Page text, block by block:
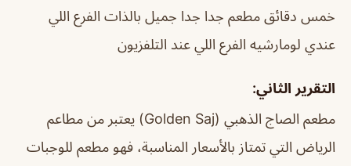
خمس دقائق مطعم جدا جدا جميل بالذات الفرع اللي
عندي لومارشيه الفرع اللي عند التلفزيون
التقرير الثاني:
مطعم الصاج الذهبي (Golden Saj) يعتبر من مطاعم
الرياض التي تمتاز بالأسعار المناسبة، فهو مطعم للوجبات